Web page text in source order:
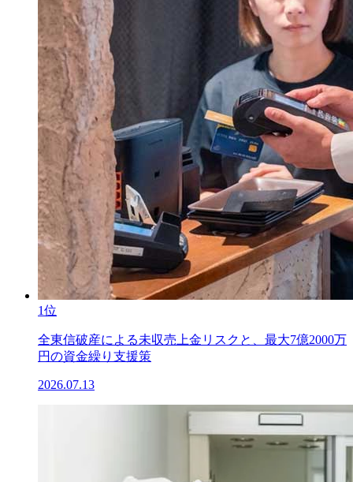
1位
全東信破産による未収売上金リスクと、最大7億2000万
円の資金繰り支援策
2026.07.13